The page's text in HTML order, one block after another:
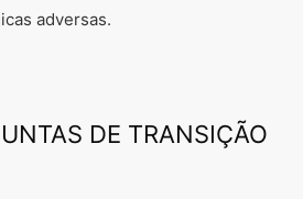
adversas.
DE TRANSIÇÃO